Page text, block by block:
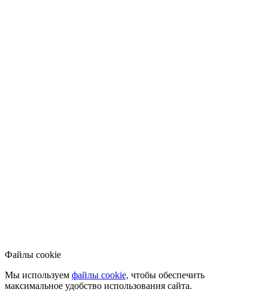
Файлы cookie
Мы используем файлы cookie, чтобы обеспечить
максимальное удобство использования сайта.